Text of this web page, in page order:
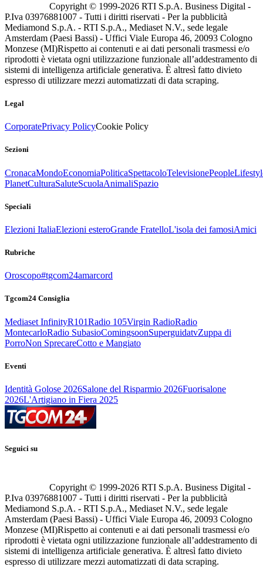
Copyright © 1999-2026 RTI S.p.A. Business Digital -
P.Iva 03976881007 - Tutti i diritti riservati - Per la pubblicità
Mediamond S.p.A. - RTI S.p.A., Mediaset N.V., sede legale
Amsterdam (Paesi Bassi) - Uffici Viale Europa 46, 20093 Cologno
Monzese (MI)Rispetto ai contenuti e ai dati personali trasmessi e/o
riprodotti è vietata ogni utilizzazione funzionale all’addestramento di
sistemi di intelligenza artificiale generativa. È altresì fatto divieto
espresso di utilizzare mezzi automatizzati di data scraping.
Legal
CorporatePrivacy PolicyCookie Policy
Sezioni
CronacaMondoEconomiaPoliticaSpettacoloTelevisionePeople
PlanetCulturaSaluteScuolaAnimaliSpazio
Speciali
Elezioni ItaliaElezioni esteroGrande FratelloL'isola dei famosiAmici
Rubriche
Oroscopo#tgcom24amarcord
Tgcom24 Consiglia
Mediaset InfinityR101Radio 105Virgin RadioRadio
MontecarloRadio SubasioComingsoonSuperguidatvZuppa di
PorroNon SprecareCotto e Mangiato
Eventi
Identità Golose 2026Salone del Risparmio 2026Fuorisalone
2026L'Artigiano in Fiera 2025
Seguici su
Copyright © 1999-2026 RTI S.p.A. Business Digital -
P.Iva 03976881007 - Tutti i diritti riservati - Per la pubblicità
Mediamond S.p.A. - RTI S.p.A., Mediaset N.V., sede legale
Amsterdam (Paesi Bassi) - Uffici Viale Europa 46, 20093 Cologno
Monzese (MI)Rispetto ai contenuti e ai dati personali trasmessi e/o
riprodotti è vietata ogni utilizzazione funzionale all’addestramento di
sistemi di intelligenza artificiale generativa. È altresì fatto divieto
espresso di utilizzare mezzi automatizzati di data scraping.